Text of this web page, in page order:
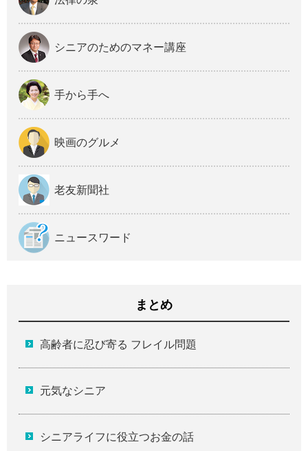
シニアのためのマネー講座
手から手へ
映画のグルメ
老友新聞社
ニュースワード
まとめ
高齢者に忍び寄る フレイル問題
元気なシニア
シニアライフに役立つお金の話